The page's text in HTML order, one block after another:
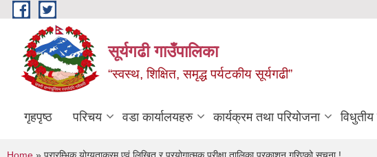
Skip to main content
सूर्यगढी गाउँपालिका
“स्वस्थ, शिक्षित, समृद्ध पर्यटकीय सूर्यगढी”
गृहपृष्ठ परिचय वडा कार्यालयहरु कार्यक्रम तथा परियोजना